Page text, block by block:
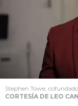
Stephen Towe,
CORTESÍA DE LEO